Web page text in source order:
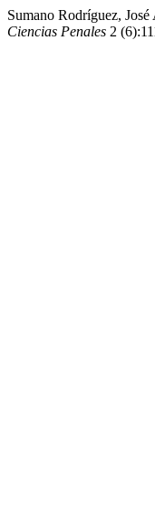
Sumano Rodríguez,
Ciencias Penales 2